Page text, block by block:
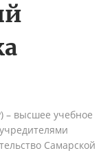
высшее учебное
Самарской